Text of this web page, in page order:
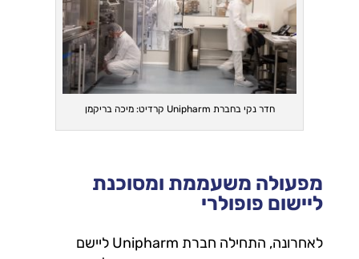
חדר נקי בחברת Unipharm קרדיט: מיכה בריקמן
מפעולה משעממת ומסוכנת
ליישום פופולרי
לאחרונה, התחילה חברת Unipharm ליישם